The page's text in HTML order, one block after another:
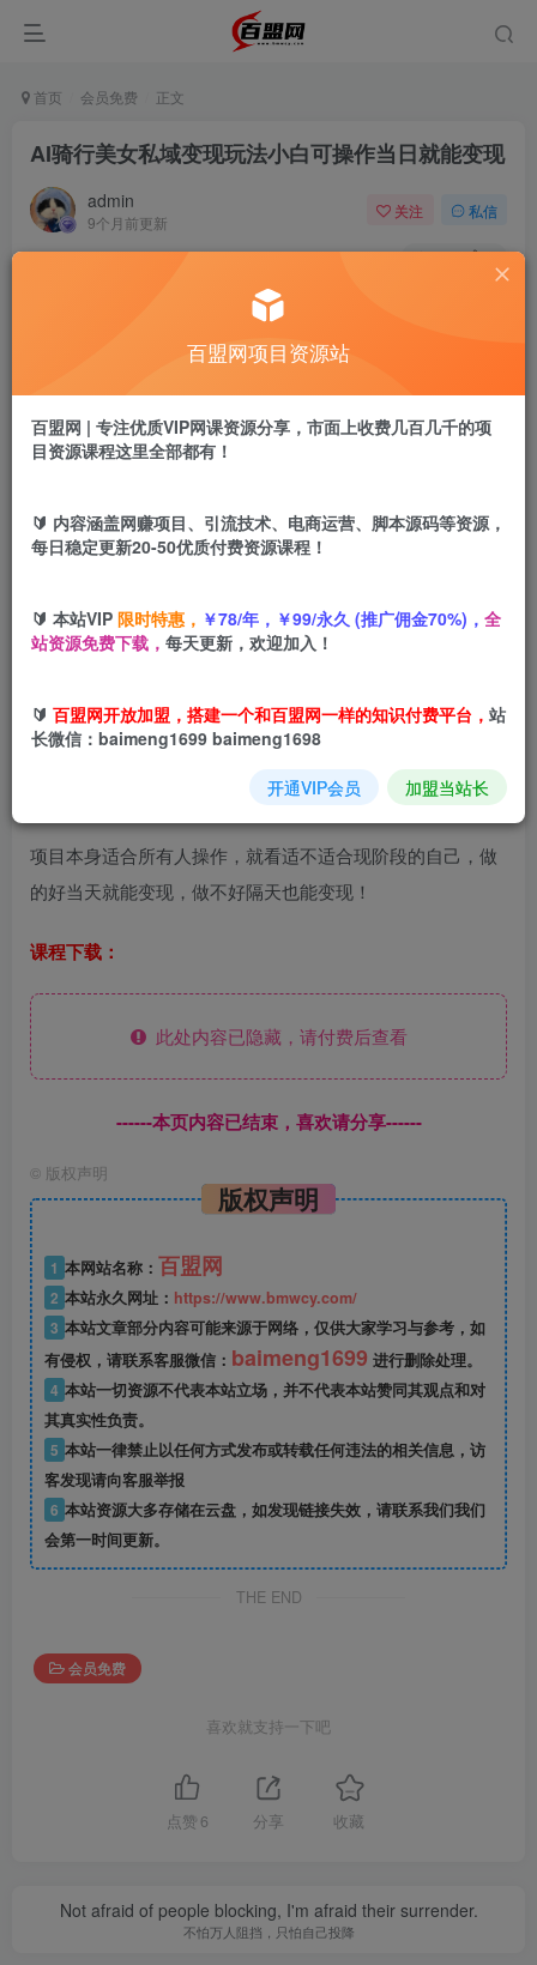
首页 会员免费 正文
AI骑行美女私域变现玩法小白可操作当日就能变现
admin
9个月前更新
关注 私信
181 6
AI骑行美女私域变现玩法小白可操作当日就能变现
此内容为付费阅读，请付费后查看
盟币9.9
年卡会员 免费
您当前未登录！建议登陆后购买，可保存购买订单
AI骑行美女私域变现玩法小白可操作当日就能变现
项目介绍：
这个项目依然是利用AI来变现的，跟以往拆解的不一样。
项目本身适合所有人操作，就看适不适合现阶段的自己，做
的好当天就能变现，做不好隔天也能变现！
课程下载：
此处内容已隐藏，请付费后查看
------本页内容已结束，喜欢请分享------
© 版权声明
版权声明
1 本网站名称： 百盟网
2 本站永久网址： https://www.bmwcy.com/
3 本站文章部分内容可能来源于网络，仅供大家学习与参考，如
有侵权，请联系客服微信： baimeng1699 进行删除处理。
4 本站一切资源不代表本站立场，并不代表本站赞同其观点和对
其真实性负责。
5 本站一律禁止以任何方式发布或转载任何违法的相关信息，访
客发现请向客服举报
6 本站资源大多存储在云盘，如发现链接失效，请联系我们我们
会第一时间更新。
THE END
会员免费
喜欢就支持一下吧
点赞 6 分享 收藏
Not afraid of people blocking, I'm afraid their surrender.
不怕万人阻挡，只怕自己投降
百盟网项目资源站
百盟网 | 专注优质VIP网课资源分享，市面上收费几百几千的项
目资源课程这里全部都有！
🔰 内容涵盖网赚项目、引流技术、电商运营、脚本源码等资源，
每日稳定更新20-50优质付费资源课程！
🔰 本站VIP 限时特惠， ￥78/年，￥99/永久 (推广佣金70%)， 全
站资源免费下载， 每天更新，欢迎加入！
🔰 百盟网开放加盟，搭建一个和百盟网一样的知识付费平台， 站
长微信：baimeng1699 baimeng1698
开通VIP会员 加盟当站长